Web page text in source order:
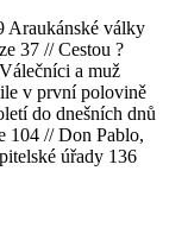
Araukánské války
37 // Cestou ?
a muž
v první polovině
do dnešních dnů
104 // Don Pablo,
úřady 136